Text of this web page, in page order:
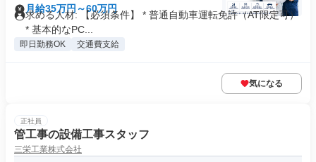
月給35万円～60万円
求める人材: 【必須条件】 * 普通自動車運転免許（AT限定可）
* 基本的なPC...
即日勤務OK 交通費支給
気になる
正社員
管工事の設備工事スタッフ
三栄工業株式会社